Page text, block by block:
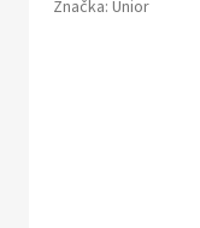
Značka: Unior